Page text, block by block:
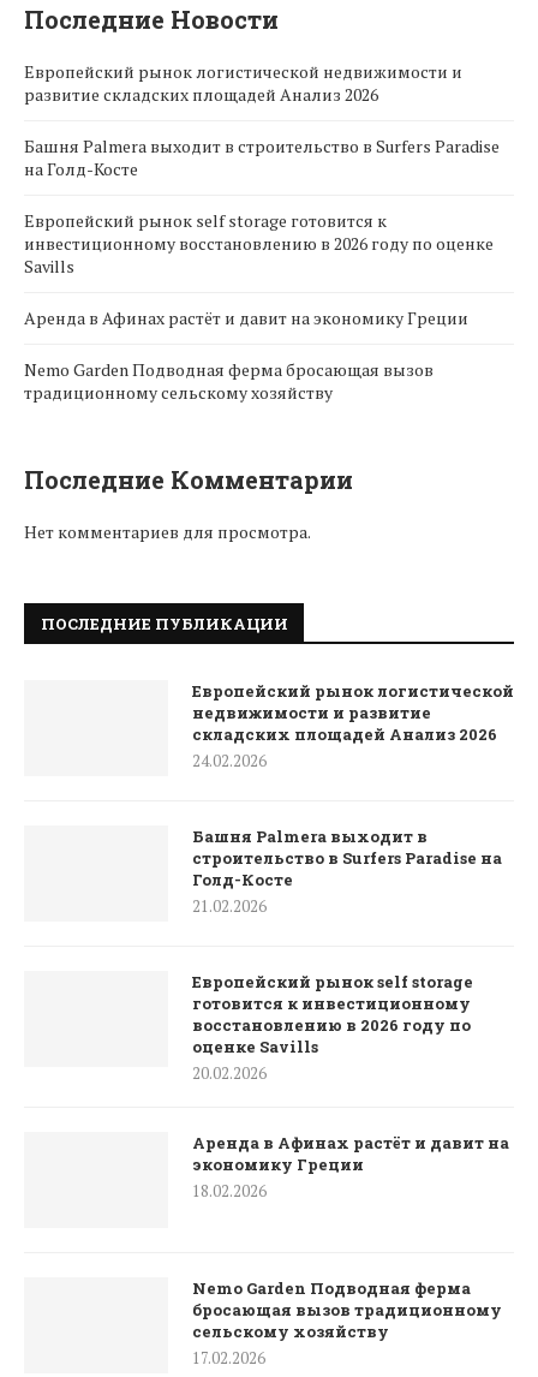
Последние Новости
Европейский рынок логистической недвижимости и
развитие складских площадей Анализ 2026
Башня Palmera выходит в строительство в Surfers Paradise
на Голд-Косте
Европейский рынок self storage готовится к
инвестиционному восстановлению в 2026 году по оценке
Savills
Аренда в Афинах растёт и давит на экономику Греции
Nemo Garden Подводная ферма бросающая вызов
традиционному сельскому хозяйству
Последние Комментарии
Нет комментариев для просмотра.
ПОСЛЕДНИЕ ПУБЛИКАЦИИ
Европейский рынок логистической
недвижимости и развитие
складских площадей Анализ 2026
24.02.2026
Башня Palmera выходит в
строительство в Surfers Paradise на
Голд-Косте
21.02.2026
Европейский рынок self storage
готовится к инвестиционному
восстановлению в 2026 году по
оценке Savills
20.02.2026
Аренда в Афинах растёт и давит на
экономику Греции
18.02.2026
Nemo Garden Подводная ферма
бросающая вызов традиционному
сельскому хозяйству
17.02.2026